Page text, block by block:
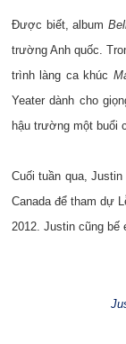
Được biết, album
trường Anh quốc.
trình làng ca khúc
Yeater dành cho
hậu trường một buổi
Cuối tuần qua,
Canada để tham dự
2012. Justin cũng bế